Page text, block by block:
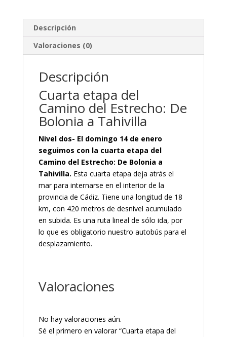
Descripción
Valoraciones (0)
Descripción
Cuarta etapa del
Camino del Estrecho: De
Bolonia a Tahivilla
Nivel dos- El domingo 14 de enero
seguimos con la cuarta etapa del
Camino del Estrecho: De Bolonia a
Tahivilla. Esta cuarta etapa deja atrás el
mar para internarse en el interior de la
provincia de Cádiz. Tiene una longitud de 18
km, con 420 metros de desnivel acumulado
en subida. Es una ruta lineal de sólo ida, por
lo que es obligatorio nuestro autobús para el
desplazamiento.
Valoraciones
No hay valoraciones aún.
Sé el primero en valorar “Cuarta etapa del